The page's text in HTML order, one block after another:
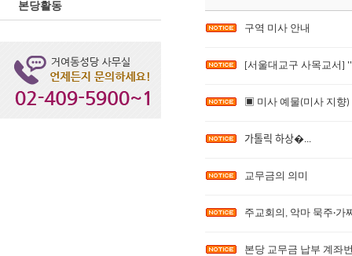
본당활동
구역 미사 안내
[서울대교구 사목교서]
▣ 미사 예물(미사 지향)
가톨릭 하상�...
교무금의 의미
주교회의, 악마 묵주·가
본당 교무금 납부 계좌